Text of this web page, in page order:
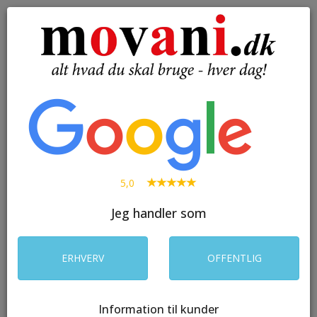
Toggle
5,0
Jeg handler som
ERHVERV OFFENTLIG
Information til kunder